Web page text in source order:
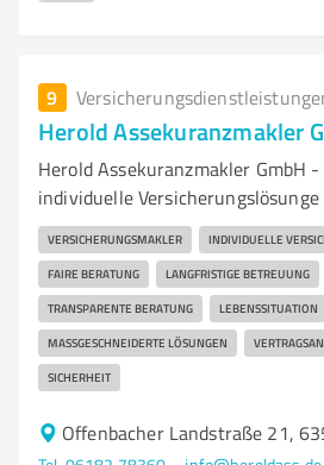
9
Herold Assekuranzmakler
Herold Assekuranzmakler GmbH
individuelle Versicherungslösunge
VERSICHERUNGSMAKLER INDIVIDUELLE
FAIRE BERATUNG LANGFRISTIGE BETREUUNG
TRANSPARENTE BERATUNG LEBENSSITUATION
MASSGESCHNEIDERTE LÖSUNGEN
SICHERHEIT
Offenbacher Landstraße 21,